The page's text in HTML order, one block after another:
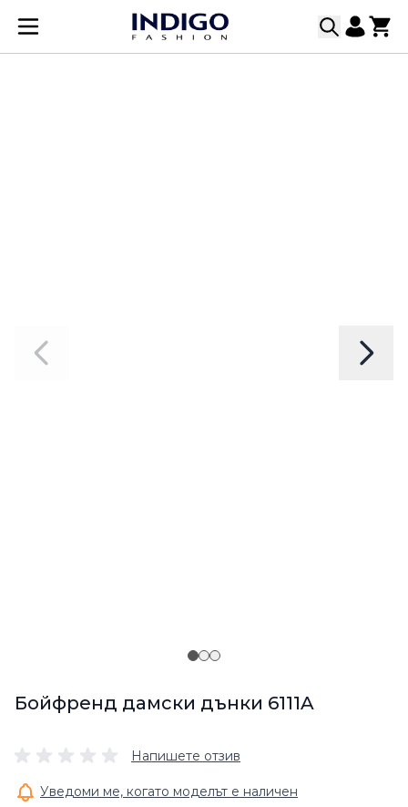
Прескачане към съдържанието
Бойфренд дамски дънки 6111A
Напишете отзив
Уведоми ме, когато моделът е наличен